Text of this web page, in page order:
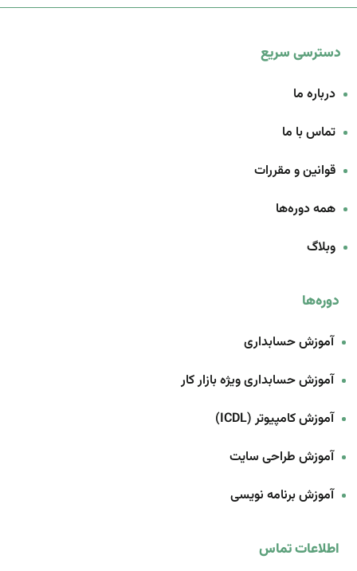
دسترسی سریع
درباره ما
تماس با ما
قوانین و مقررات
همه دوره‌ها
وبلاگ
دوره‌ها
آموزش حسابداری
آموزش حسابداری ویژه بازار کار
آموزش کامپیوتر (ICDL)
آموزش طراحی سایت
آموزش برنامه‌ نویسی
اطلاعات تماس